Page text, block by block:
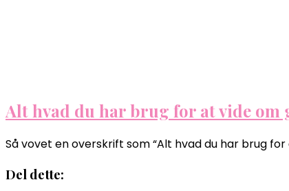
Alt hvad du har brug for at vide
Så vovet en overskrift som “Alt hvad du har brug
Del dette: